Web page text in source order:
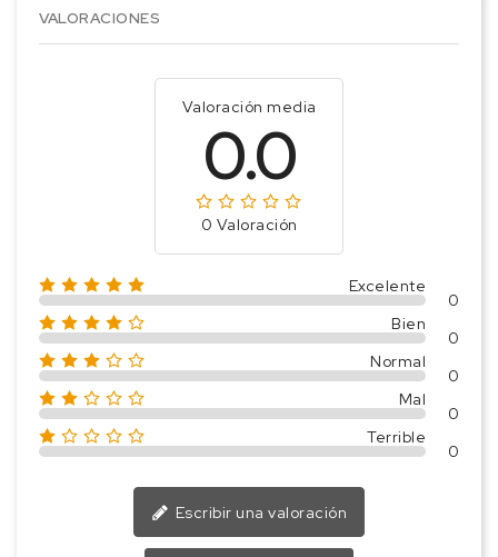
VALORACIONES
Valoración media
0.0
0 Valoración
Excelente
0
Bien
0
Normal
0
Mal
0
Terrible
0
Escribir una valoración